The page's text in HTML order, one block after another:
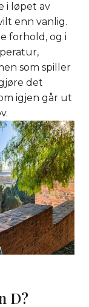
i løpet av
enn vanlig.
forhold, og i
som spiller
det
igjen går ut
D?